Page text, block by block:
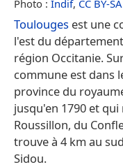
Photo : Indif, CC BY-
Toulouges est une
l'est du
région Occitanie.
commune est dans
province du
jusqu'en 1790 et
Roussillon, du
trouve à 4 km au
Sidou.